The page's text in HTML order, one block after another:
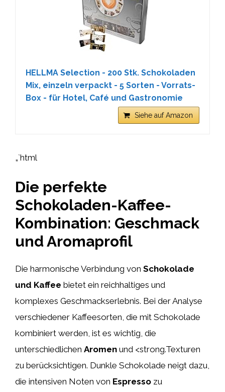
HELLMA Selection - 200 Stk. Schokoladen
Mix, einzeln verpackt - 5 Sorten - Vorrats-
Box - für Hotel, Café und Gastronomie
Siehe auf Amazon
„`html
Die perfekte
Schokoladen-Kaffee-
Kombination: Geschmack
und Aromaprofil
Die harmonische Verbindung von Schokolade
und Kaffee bietet ein reichhaltiges und
komplexes Geschmackserlebnis. Bei der Analyse
verschiedener Kaffeesorten, die mit Schokolade
kombiniert werden, ist es wichtig, die
unterschiedlichen Aromen und <strong.Texturen
zu berücksichtigen. Dunkle Schokolade neigt dazu,
die intensiven Noten von Espresso zu